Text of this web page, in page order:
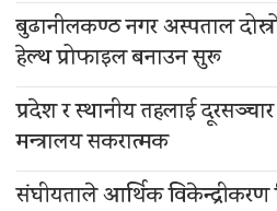
बुढानीलकण्ठ नगर अस्पताल
हेल्थ प्रोफाइल बनाउन सुरू
प्रदेश र स्थानीय तहलाई
मन्त्रालय सकरात्मक
संघीयताले आर्थिक